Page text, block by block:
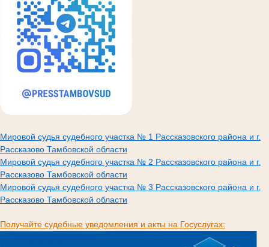
Мировой судья судебного участка № 1 Рассказовского района и г.
Рассказово Тамбовской области
Мировой судья судебного участка № 2 Рассказовского района и г.
Рассказово Тамбовской области
Мировой судья судебного участка № 3 Рассказовского района и г.
Рассказово Тамбовской области
Получайте судебные уведомления и акты на Госуслугах: